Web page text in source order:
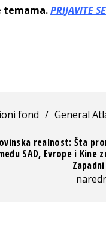
temama.PRIJAVITE
fond / General
realnost: Šta
SAD, Evrope i Kine